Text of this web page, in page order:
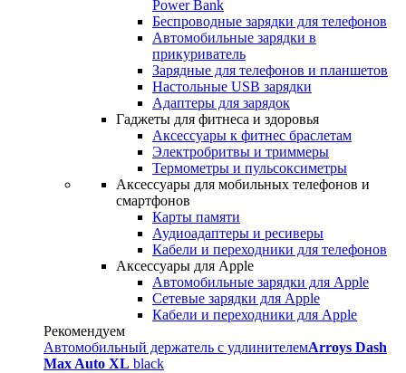
Power Bank
Беспроводные зарядки для телефонов
Автомобильные зарядки в
прикуриватель
Зарядные для телефонов и планшетов
Настольные USB зарядки
Адаптеры для зарядок
Гаджеты для фитнеса и здоровья
Аксессуары к фитнес браслетам
Электробритвы и триммеры
Термометры и пульсоксиметры
Аксессуары для мобильных телефонов и
смартфонов
Карты памяти
Аудиоадаптеры и ресиверы
Кабели и переходники для телефонов
Аксессуары для Apple
Автомобильные зарядки для Apple
Сетевые зарядки для Apple
Кабели и переходники для Apple
Рекомендуем
Автомобильный держатель с удлинителемArroys Dash
Max Auto XL black